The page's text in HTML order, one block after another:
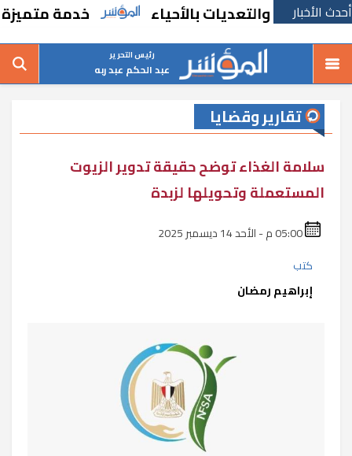
أحدث الأخباروالتعديات بالأحياء خدمة متميزة
رئيس التحرير
عبد الحكم عبد ربه
تقارير وقضايا
سلامة الغذاء توضح حقيقة تدوير الزيوت
المستعملة وتحويلها لزبدة
كتب
إبراهيم رمضان